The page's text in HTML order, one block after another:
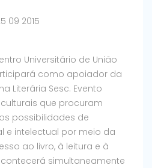
09 2015
Universitário de União
como apoiador da
Literária Sesc. Evento
que procuram
possibilidades de
e intelectual por meio da
ao livro, à leitura e à
simultaneamente